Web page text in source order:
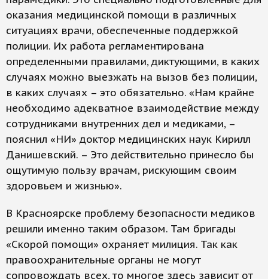
оказания медицинской помощи в различных
ситуациях врачи, обеспеченные поддержкой
полиции. Их работа регламентирована
определенными правилами, диктующими, в каких
случаях можно выезжать на вызов без полиции,
в каких случаях – это обязательно. «Нам крайне
необходимо адекватное взаимодействие между
сотрудниками внутренних дел и медиками, –
пояснил «НИ» доктор медицинских наук Кирилл
Данишевский. – Это действительно принесло бы
ощутимую пользу врачам, рискующим своим
здоровьем и жизнью».
В Красноярске проблему безопасности медиков
решили именно таким образом. Там бригады
«Скорой помощи» охраняет милиция. Так как
правоохранительные органы не могут
сопровождать всех, то многое здесь зависит от